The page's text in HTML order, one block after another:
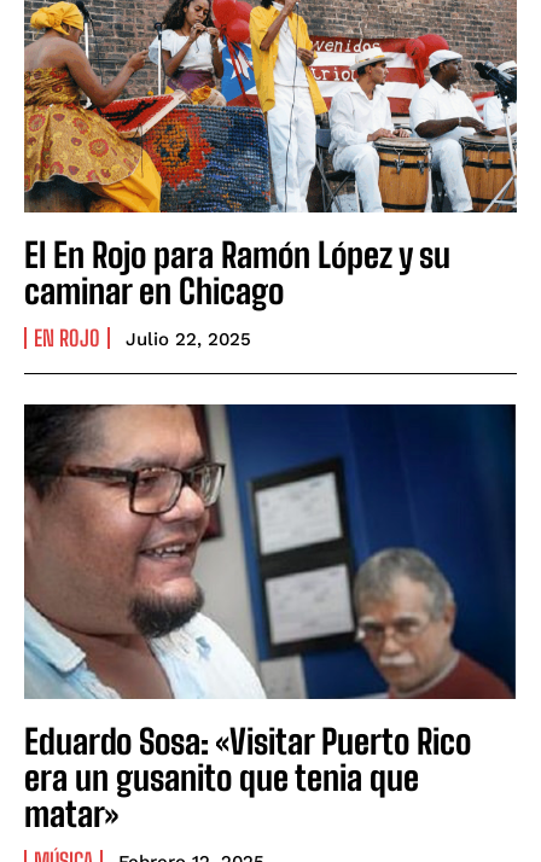
El En Rojo para Ramón López y su
caminar en Chicago
EN ROJO Julio 22, 2025
Eduardo Sosa: «Visitar Puerto Rico
era un gusanito que tenia que
matar»